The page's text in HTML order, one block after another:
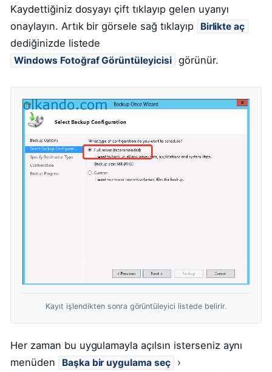
Kaydettiğiniz dosyayı çift tıklayıp gelen uyarıyı
onaylayın. Artık bir görsele sağ tıklayıp
Birlikte aç
dediğinizde listede
Windows Fotoğraf Görüntüleyicisi görünür.
Kayıt işlendikten sonra görüntüleyici listede belirir.
Her zaman bu uygulamayla açılsın isterseniz aynı
menüden
Başka bir uygulama seç ›